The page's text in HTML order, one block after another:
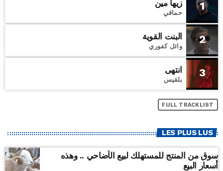
1 زيها مين
حماقي
2 البنت القوية
وائل كفوري
3 انتهى
بلقيس
FULL TRACKLIST
LES PLUS LUS
سوق من المنتج للمستهلك لبيع الأضاحي .. وهذه
أسعار البيع